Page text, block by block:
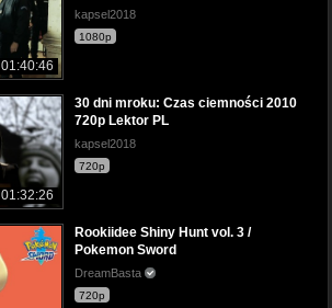
01:40:46
kapsel2018
1080p
01:32:26
30 dni mroku: Czas ciemności 2010
720p Lektor PL
kapsel2018
720p
Rookiidee Shiny Hunt vol. 3 /
Pokemon Sword
DreamBasta
720p